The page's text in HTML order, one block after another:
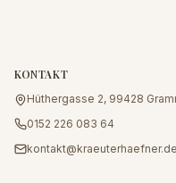
KONTAKT
Hüthergasse 2, 99428
0152 226 083 64
kontakt@kraeuterhaefner.de